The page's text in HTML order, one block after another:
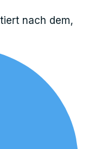
nach dem,